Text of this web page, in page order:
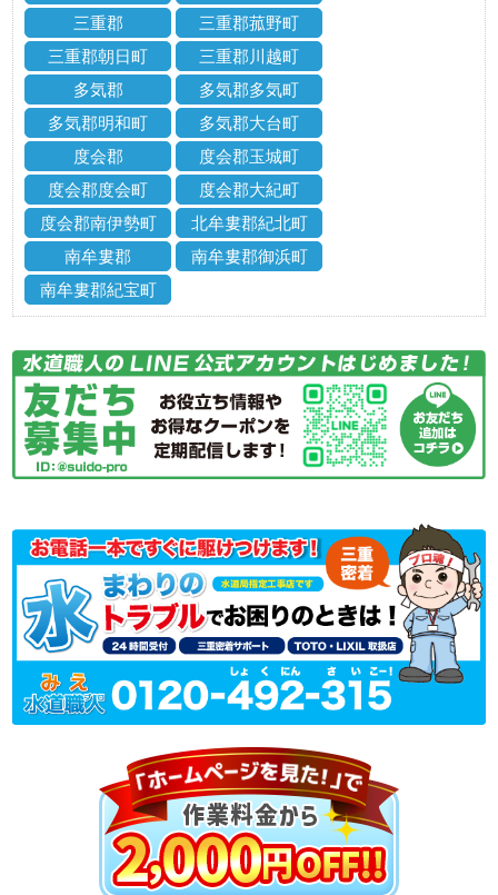
三重郡
三重郡菰野町
三重郡朝日町
三重郡川越町
多気郡
多気郡多気町
多気郡明和町
多気郡大台町
度会郡
度会郡玉城町
度会郡度会町
度会郡大紀町
度会郡南伊勢町
北牟婁郡紀北町
南牟婁郡
南牟婁郡御浜町
南牟婁郡紀宝町